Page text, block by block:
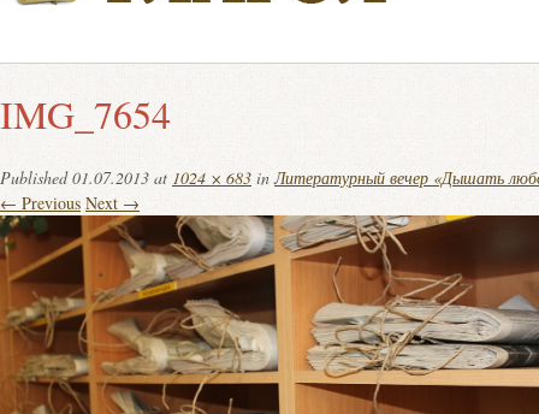
IMG_7654
Published01.07.2013 at 1024 × 683 inЛитературный вечер «Дышать
← Previous Next →